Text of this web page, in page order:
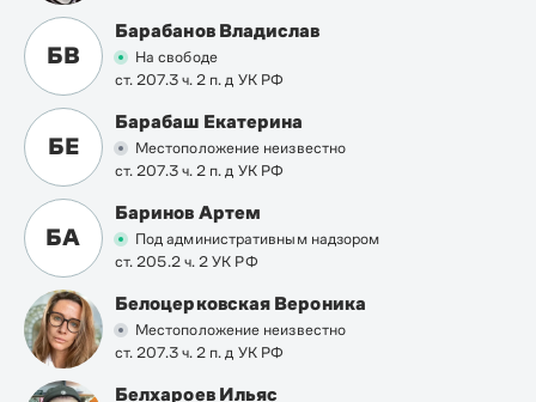
БВ
Барабанов Владислав
На свободе
ст. 207.3 ч. 2 п. д УК РФ
БЕ
Барабаш Екатерина
Местоположение неизвестно
ст. 207.3 ч. 2 п. д УК РФ
БА
Баринов Артем
Под административным надзором
ст. 205.2 ч. 2 УК РФ
Белоцерковская Вероника
Местоположение неизвестно
ст. 207.3 ч. 2 п. д УК РФ
Белхароев Ильяс